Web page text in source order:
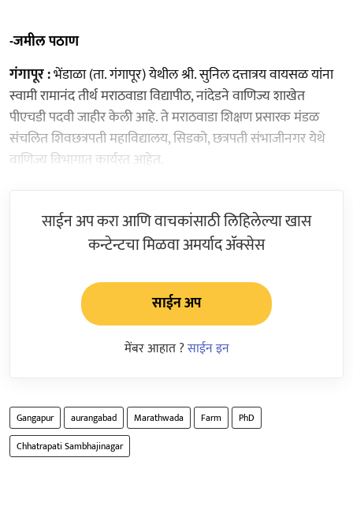
-जमील पठाण
गंगापूर :भेंडाळा (ता. गंगापूर) येथील श्री. सुनिल दत्तात्रय वायसळ यांना
स्वामी रामानंद तीर्थ मराठवाडा विद्यापीठ, नांदेडने वाणिज्य शाखेत
पीएचडी पदवी जाहीर केली आहे. ते मराठवाडा शिक्षण प्रसारक मंडळ
संचलित शिवछत्रपती महाविद्यालय, सिडको, छत्रपती संभाजीनगर येथे
वाणिज्य विभागात कार्यरत आहेत.
साईन अप करा आणि वाचकांसाठी लिहिलेल्या खास
कन्टेन्टचा मिळवा अमर्याद ॲक्सेस
साईन अप
मेंबर आहात ?साईन इन
Gangapur aurangabad Marathwada Farm
PhD
Chhatrapati Sambhajinagar